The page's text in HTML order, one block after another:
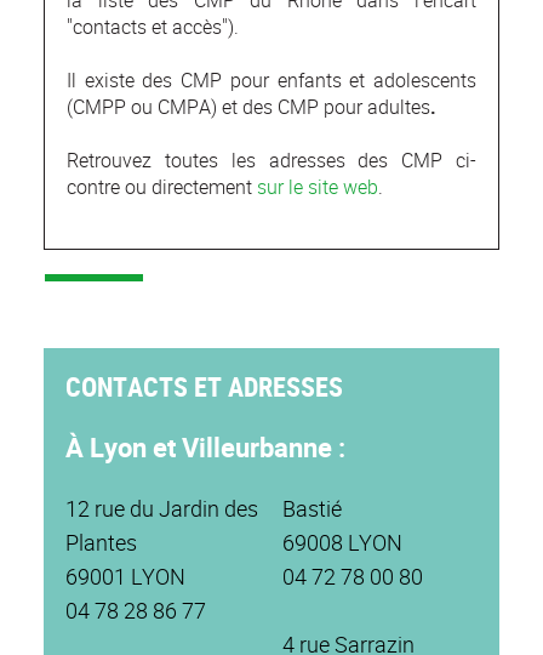
"contacts et accès").
Il existe des CMP pour enfants et adolescents
(CMPP ou CMPA) et des CMP pour adultes.
Retrouvez toutes les adresses des CMP ci-
contre ou directement sur le site web.
CONTACTS ET ADRESSES
À Lyon et Villeurbanne :
12 rue du Jardin des
Plantes
69001 LYON
04 78 28 86 77
Bastié
69008 LYON
04 72 78 00 80
4 rue Sarrazin